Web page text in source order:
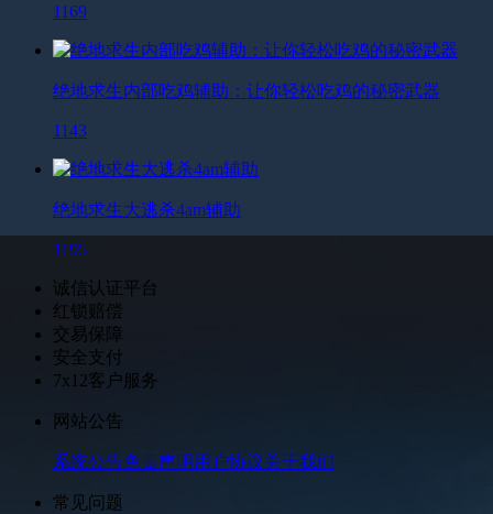
1169
绝地求生内部吃鸡辅助：让你轻松吃鸡的秘密武器
1143
绝地求生大逃杀4am辅助
1195
诚信认证平台
红锁赔偿
交易保障
安全支付
7x12客户服务
网站公告
系统公告免责声明 用户协议关于我们
常见问题